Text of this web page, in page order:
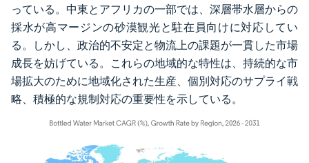
っている。中東とアフリカの一部では、深層帯水層からの
採水が高マージンの砂漠観光と駐在員向けに対応してい
る。しかし、政治的不安定と物流上の課題が一貫した市場
成長を妨げている。これらの地域的な特性は、持続的な市
場拡大のために地域化された生産、個別対応のサプライ戦
略、積極的な規制対応の重要性を示している。